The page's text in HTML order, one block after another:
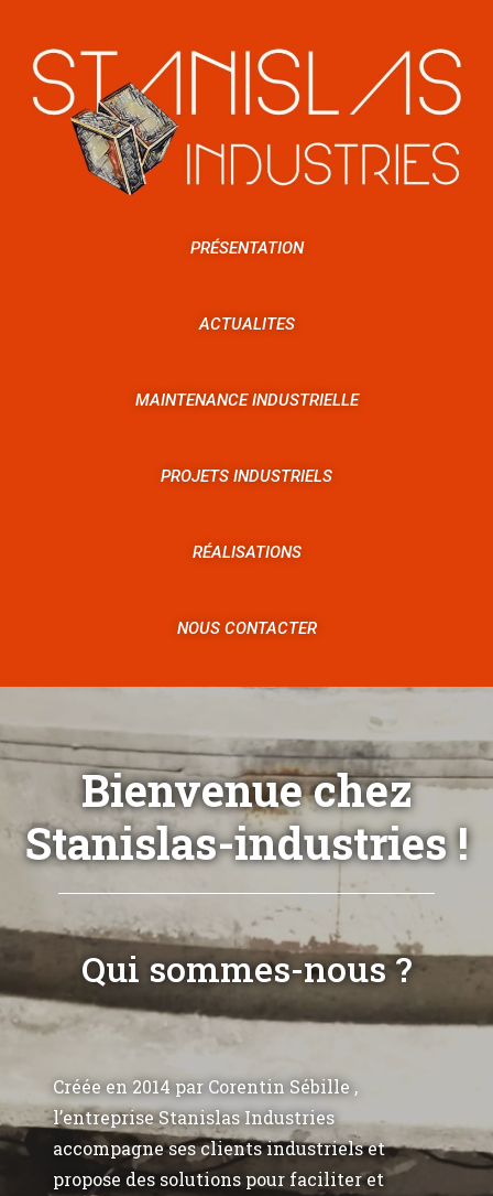
PRÉSENTATION
ACTUALITES
MAINTENANCE INDUSTRIELLE
PROJETS INDUSTRIELS
RÉALISATIONS
NOUS CONTACTER
Bienvenue chez
Stanislas-industries !
Qui sommes-nous ?
Créée en 2014 par Corentin Sébille ,
l’entreprise Stanislas Industries
accompagne ses clients industriels et
propose des solutions pour faciliter et